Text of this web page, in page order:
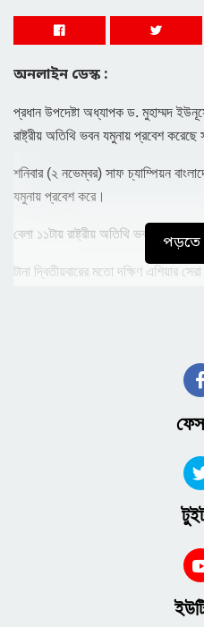
অনলাইন ডেস্ক :
প্রধান উপদেষ্টা অধ্যাপক ড. মুহাম্মদ
রাষ্ট্রীয় অতিথি ভবন যমুনায় প্রবেশ
শনিবার (২ নভেম্বর) সাফ চ্যাম্পিয়ন
যমুনায় প্রবেশ করে।
বেলা ১১টায় রাষ্ট্রীয় অতিথি ভবন যমুনায়
টানা দ্বিতীয়বারের মতো দক্ষিণ এশিয়ার
হয়েছিল, শনিবার (২ নভেম্বর) সাফজয়ী
পড়তে